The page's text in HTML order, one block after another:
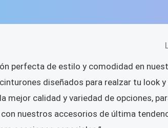
perfecta de estilo y comodidad en
diseñados para realzar tu
mejor calidad y variedad de opciones,
nuestros accesorios de última